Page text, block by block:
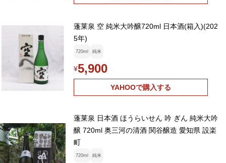
蓬莱泉 空 純米大吟醸720ml 日本酒(箱入)(202
5年)
720ml 純米
¥5,900
YAHOOで購入する
蓬莱泉 日本酒 ほうらいせん 吟 ぎん 純米大吟
醸 720ml 奥三河の清酒 関谷醸造 愛知県 設楽
町
720ml 純米